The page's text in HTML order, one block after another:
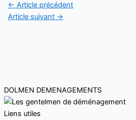
← Article précédent
Article suivant →
DOLMEN DEMENAGEMENTS
Liens utiles